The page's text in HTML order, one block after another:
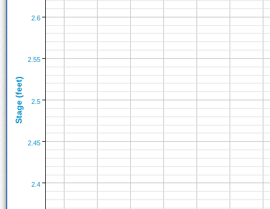
2.4
2.5
2.6
2.45
2.55
Stage (feet)